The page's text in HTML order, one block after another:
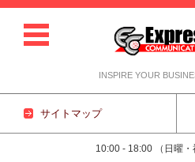
INSPIRE YOUR
サイトマップ
10:00 - 18:00 （日曜・